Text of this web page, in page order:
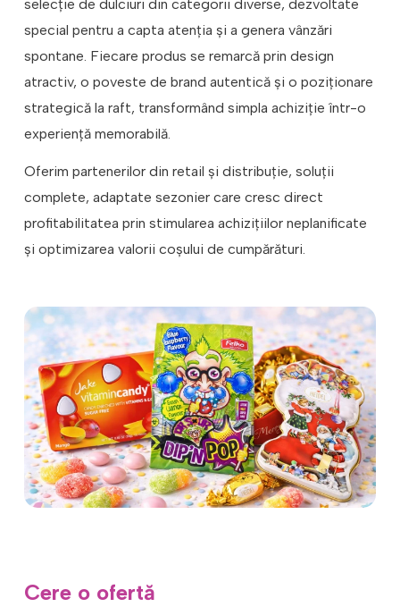
selecție de dulciuri din categorii diverse, dezvoltate
special pentru a capta atenția și a genera vânzări
spontane. Fiecare produs se remarcă prin design
atractiv, o poveste de brand autentică și o poziționare
strategică la raft, transformând simpla achiziție într-o
experiență memorabilă.
Oferim partenerilor din retail și distribuție, soluții
complete, adaptate sezonier care cresc direct
profitabilitatea prin stimularea achizițiilor neplanificate
și optimizarea valorii coșului de cumpărături.
Cere o ofertă